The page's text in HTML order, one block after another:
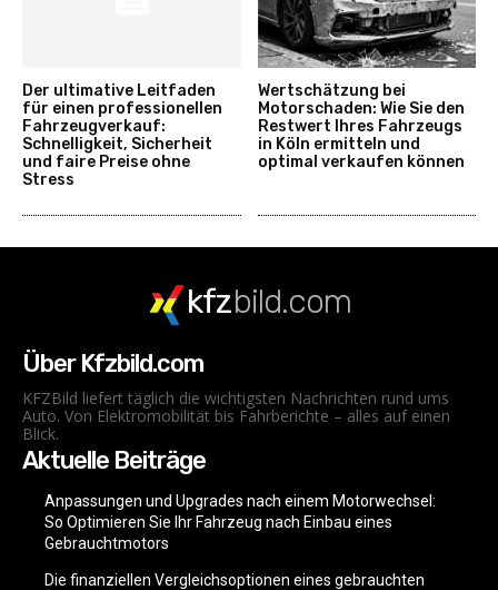
Der ultimative Leitfaden
für einen professionellen
Fahrzeugverkauf:
Schnelligkeit, Sicherheit
und faire Preise ohne
Stress
Wertschätzung bei
Motorschaden: Wie Sie den
Restwert Ihres Fahrzeugs
in Köln ermitteln und
optimal verkaufen können
kfzbild.com
Über Kfzbild.com
KFZBild liefert täglich die wichtigsten Nachrichten rund ums
Auto. Von Elektromobilität bis Fahrberichte – alles auf einen
Blick.
Aktuelle Beiträge
Anpassungen und Upgrades nach einem Motorwechsel:
So Optimieren Sie Ihr Fahrzeug nach Einbau eines
Gebrauchtmotors
Die finanziellen Vergleichsoptionen eines gebrauchten